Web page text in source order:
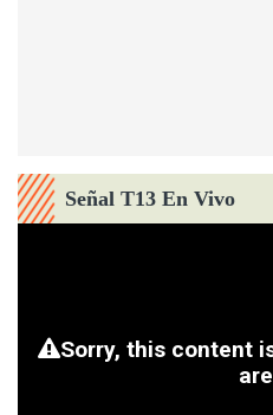
Señal T13 En Vivo